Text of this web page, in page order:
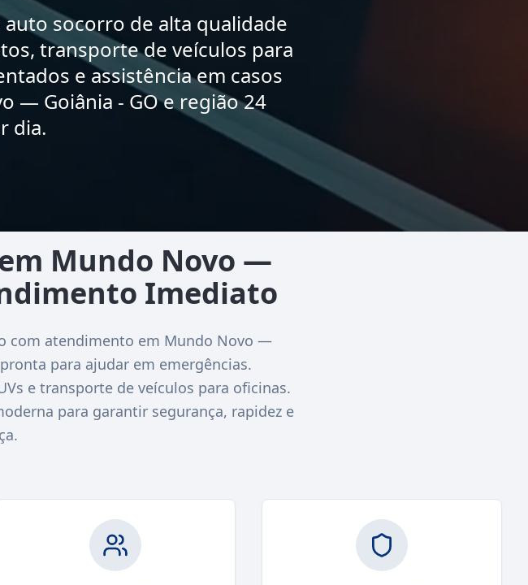
socorro de alta qualidade
transporte de veículos para
e assistência em casos
— Goiânia - GO e região 24
dia.
Mundo Novo —
Imediato
com atendimento em Mundo Novo —
para ajudar em emergências.
e transporte de veículos para oficinas.
para garantir segurança, rapidez e